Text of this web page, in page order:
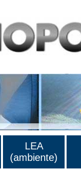
LEA
(ambiente)